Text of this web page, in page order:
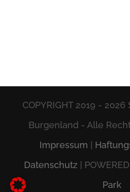
COPYRIGHT 2019 - 2026
Burgenland - Alle
Impressum
Datenschutz |
Park